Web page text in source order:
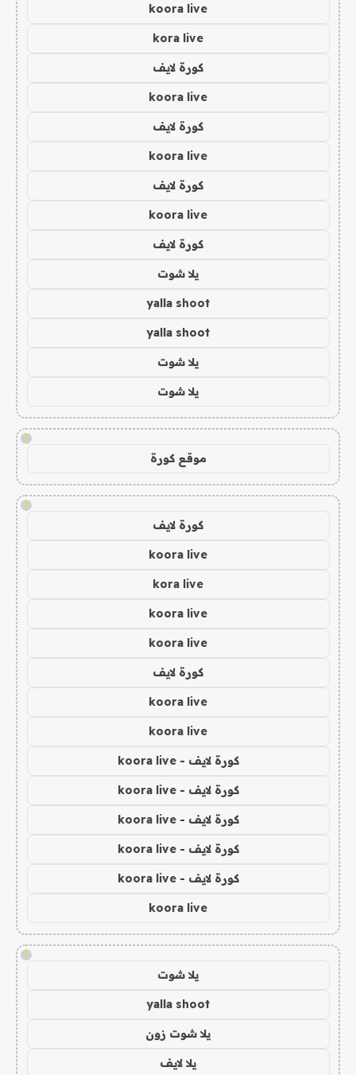
koora live
kora live
كورة لايف
koora live
كورة لايف
koora live
كورة لايف
koora live
كورة لايف
يلا شوت
yalla shoot
yalla shoot
يلا شوت
يلا شوت
!
موقع كورة
!
كورة لايف
koora live
kora live
koora live
koora live
كورة لايف
koora live
koora live
كورة لايف - koora live
كورة لايف - koora live
كورة لايف - koora live
كورة لايف - koora live
كورة لايف - koora live
koora live
!
يلا شوت
yalla shoot
يلا شوت زون
يلا لايف